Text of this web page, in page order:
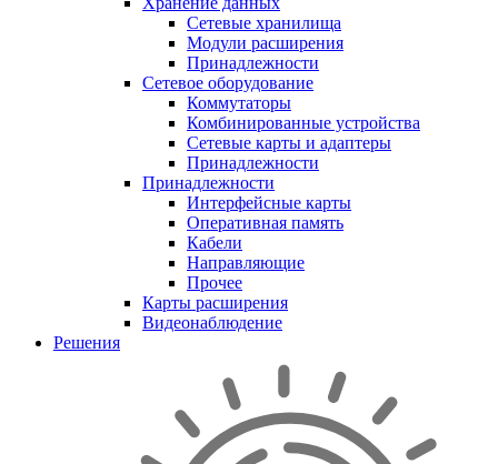
Сетевые хранилища
Модули расширения
Принадлежности
Сетевое оборудование
Коммутаторы
Комбинированные устройства
Сетевые карты и адаптеры
Принадлежности
Принадлежности
Интерфейсные карты
Оперативная память
Кабели
Направляющие
Прочее
Карты расширения
Видеонаблюдение
Решения